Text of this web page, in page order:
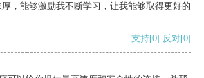
，能够激励我不断学习，让我能够取得更好的
支持[0] 反对[0]